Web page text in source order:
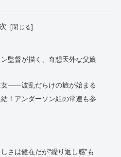
監督が描く、奇想天外な父娘
女――波乱だらけの旅が始まる
！アンダーソン組の常連も参
さは健在だが“繰り返し感”も